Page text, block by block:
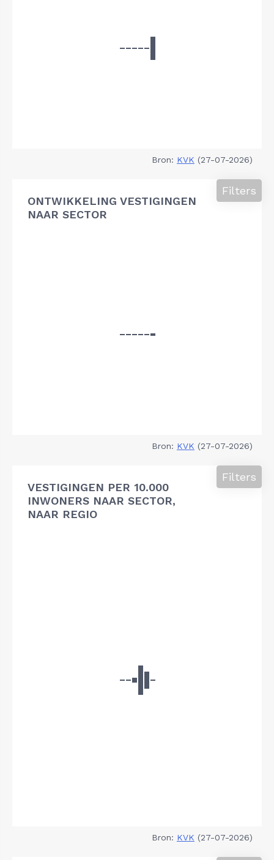
Bron: KVK (27-07-2026)
ONTWIKKELING VESTIGINGEN
NAAR SECTOR
Filters
Bron: KVK (27-07-2026)
VESTIGINGEN PER 10.000
INWONERS NAAR SECTOR,
NAAR REGIO
Filters
Bron: KVK (27-07-2026)